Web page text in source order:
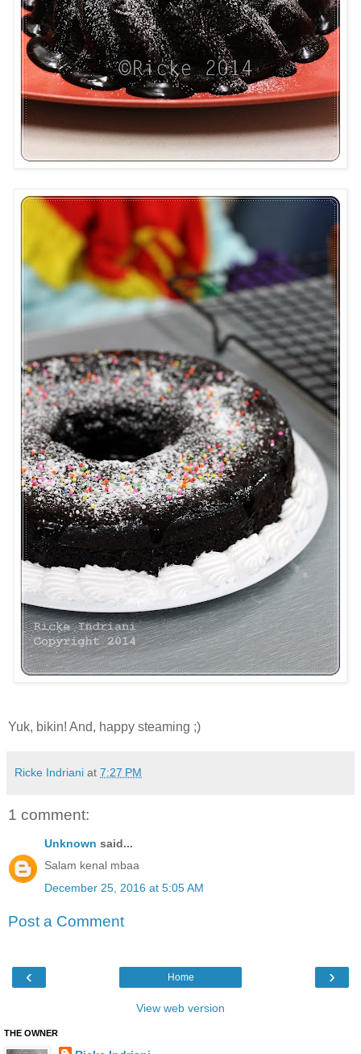
Yuk, bikin! And, happy steaming ;)
Ricke Indriani at 7:27 PM
1 comment:
Unknown said...
Salam kenal mbaa
December 25, 2016 at 5:05 AM
Post a Comment
‹ ›
Home
View web version
THE OWNER